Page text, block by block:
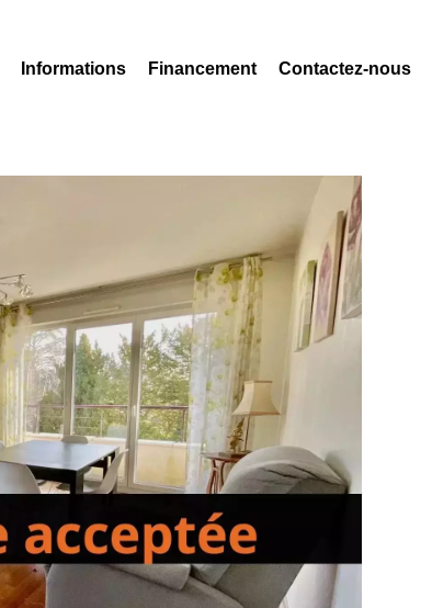
Informations Financement Contactez-nous